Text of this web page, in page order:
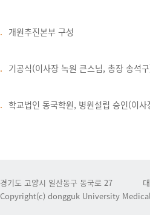
개원추진본부 구성
기공식(이사장 녹원 큰스님, 총장 송석
학교법인 동국학원, 병원설립 승인(이
경기도 고양시 일산동구 동국로 27
Copyright(c) dongguk University